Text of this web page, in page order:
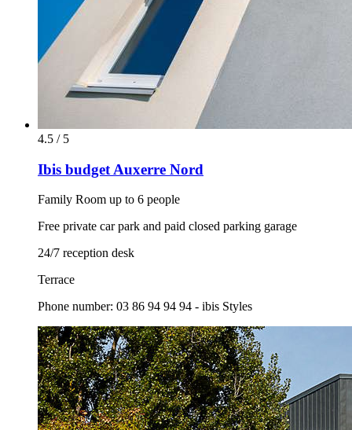
4.5 / 5
Ibis budget Auxerre Nord
Family Room up to 6 people
Free private car park and paid closed parking garage
24/7 reception desk
Terrace
Phone number: 03 86 94 94 94 - ibis Styles